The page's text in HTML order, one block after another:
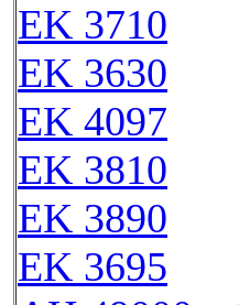
EK 3710
EK 3630
EK 4097
EK 3810
EK 3890
EK 3695